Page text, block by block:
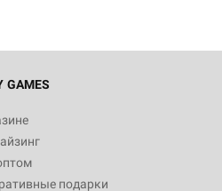
GAMES
подарки
смерть
игра Hobby World Берсерк.